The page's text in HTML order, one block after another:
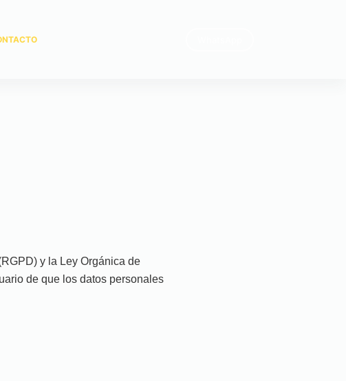
y la Ley Orgánica de
de que los datos personales